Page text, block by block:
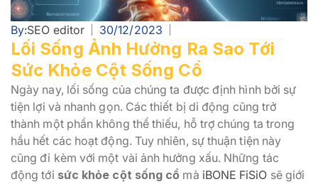
By:SEO editor 30/12/2023
Lối Sống Ảnh Hưởng Ra Sao Tới
Sức Khỏe Cột Sống Cổ
Ngày nay, lối sống của chúng ta được định hình bởi sự
tiện lợi và nhanh gọn. Các thiết bị di động cũng trở
thành một phần không thể thiếu, hỗ trợ chúng ta trong
hầu hết các hoạt động. Tuy nhiên, sự thuận tiện này
cũng đi kèm với một vài ảnh hưởng xấu. Những tác
động tới sức khỏe cột sống cổ mà iBONE FiSiO sẽ giới